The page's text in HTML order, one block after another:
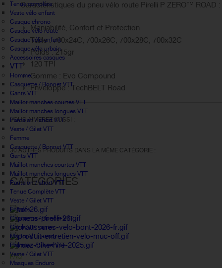
Tenue complète
Veste vélo enfant
Casque chrono
Casque vélo route
Casque vélo enfant
Casque vélo urbain
Accessoires casques
VTT
Homme
Casquette / Bonnet VTT
Gants VTT
Maillot manches courtes VTT
Maillot manches longues VTT
Pantalon / short VTT
Veste / Gilet VTT
Femme
Casquette / Bonnet VTT
Gants VTT
Maillot manches courtes VTT
Maillot manches longues VTT
Pantalon / short VTT
Tenue Complète VTT
Veste / Gilet VTT
Enfants
Casquette / Bonnet VTT
Gants VTT junior
Maillot VTT junior
Pantalon / Short VTT
Veste / Gilet VTT
Masques Enduro
Caractéristiques du pneu vélo route Pirelli P ZERO™ ROAD :
Maniabilité, Confort et Protection
Taille : 700x24C, 700x26C, 700x28C, 700x32C
Poids : 215gr
120 TPI
Gomme : Evo Compound
Enveloppe : TechBELT Road
VOUS AIMEREZ AUSSI :
30 AUTRES PRODUITS DANS LA MÊME CATÉGORIE :
CATÉGORIES
FAQ